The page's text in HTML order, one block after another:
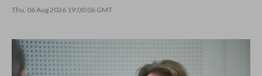
Thu, 06 Aug 2026 19:00:06 GMT